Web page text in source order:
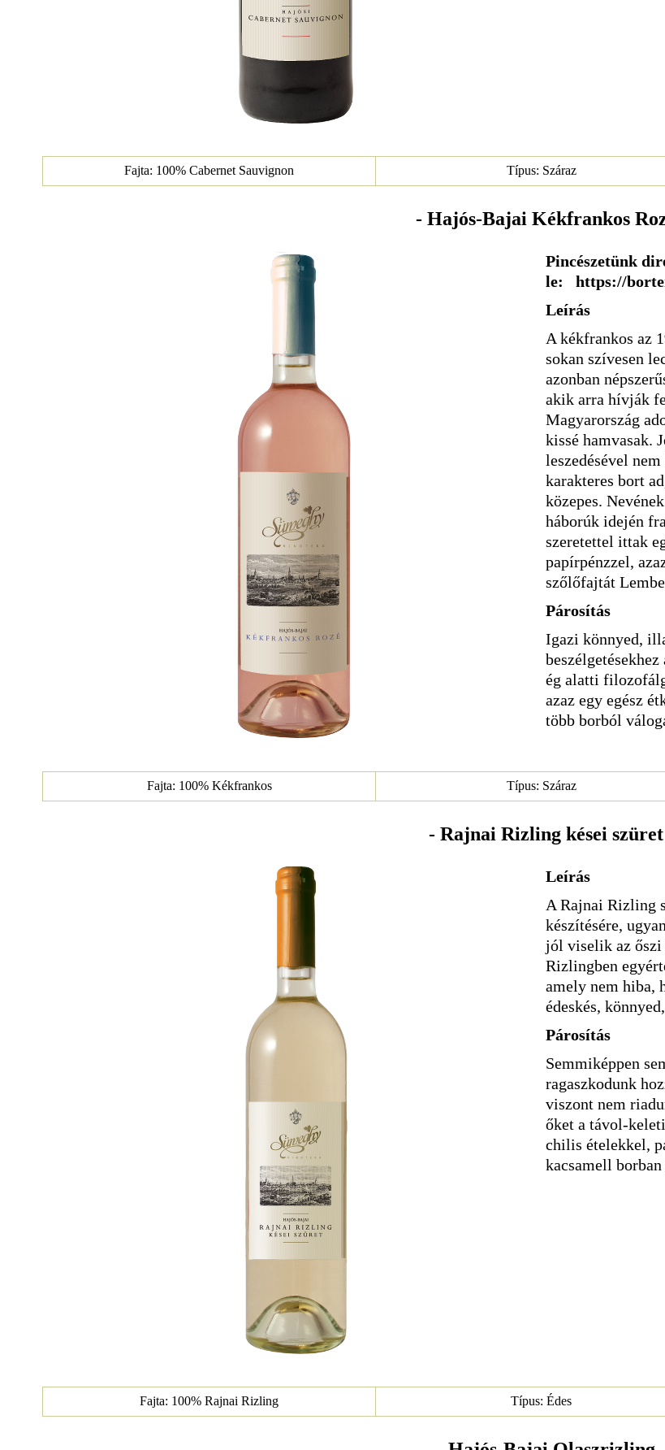
Fajta: 100% Cabernet Sauvignon Típus: Száraz
- Hajós-Bajai Kékfrankos
Pincészetünk
le: https://
Leírás
A kékfrankos az
sokan szívesen
azonban
akik arra hívják
Magyarország
kissé hamvasak.
leszedésével
karakteres bort
közepes.
háborúk idején
szeretettel ittak
papírpénzzel,
szőlőfajtát
Párosítás
Igazi könnyed,
ég alatti
azaz egy egész
több borból
Fajta: 100% Kékfrankos Típus: Száraz
- Rajnai Rizling kései szüret
Leírás
A Rajnai Rizling
készítésére,
jól viselik az őszi
Rizlingben
amely nem hiba,
édeskés,
Párosítás
Semmiképpen
ragaszkodunk
viszont nem
őket a távol-
chilis ételekkel,
kacsamell
Fajta: 100% Rajnai Rizling Típus: Édes